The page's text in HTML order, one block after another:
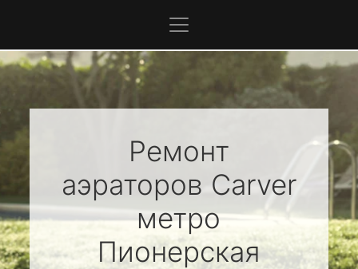
Ремонт
аэраторов Carver
метро
Пионерская